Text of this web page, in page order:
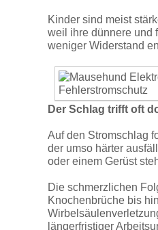
Kinder sind meist
weil ihre dünnere und
weniger Widerstand
Der Schlag trifft oft
Auf den Stromschlag
der umso härter
oder einem Gerüst
Die schmerzlichen
Knochenbrüche bis
längerfristiger